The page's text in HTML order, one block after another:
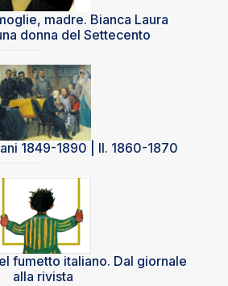
madre. Bianca Laura
donna del Settecento
1849-1890 | II. 1860-1870
fumetto italiano. Dal giornale
alla rivista